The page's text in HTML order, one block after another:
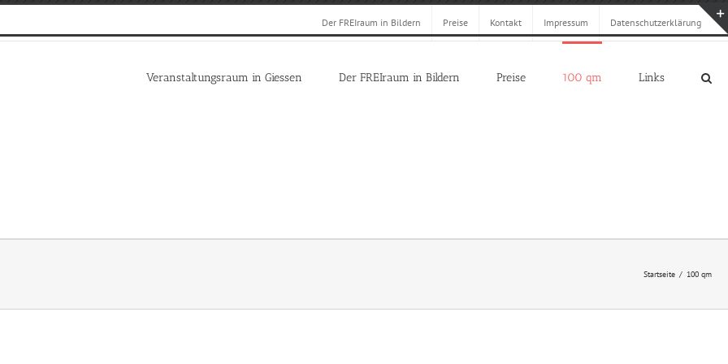
Der FREIraum in Bildern Preise Kontakt Impressum Datenschutzerklärung
Veranstaltungsraum in Giessen Der FREIraum in Bildern Preise 100 qm Links
Startseite 100 qm